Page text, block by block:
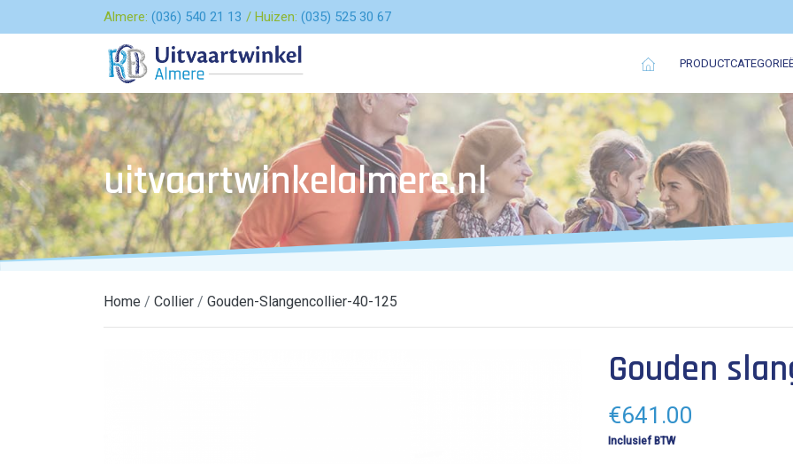
Almere: (036) 540 21 13 Huizen: (035) 525 30 67
uitvaartwinkelalmere.nl
Home Collier Gouden-Slangencollier-40-125
Gouden
€641.00
Inclusief BTW